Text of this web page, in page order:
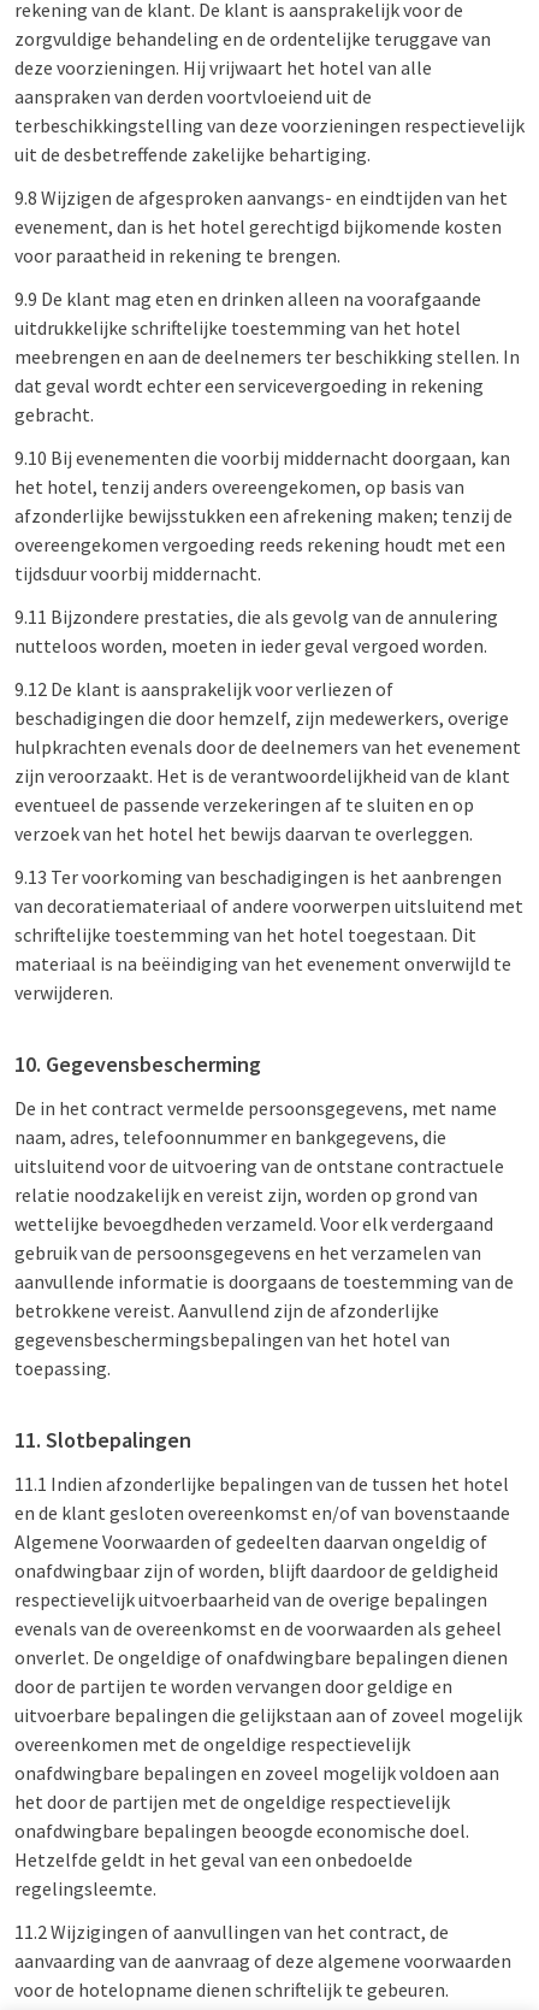
rekening van de klant. De klant is aansprakelijk voor de
zorgvuldige behandeling en de ordentelijke teruggave van
deze voorzieningen. Hij vrijwaart het hotel van alle
aanspraken van derden voortvloeiend uit de
terbeschikkingstelling van deze voorzieningen respectievelijk
uit de desbetreffende zakelijke behartiging.
9.8 Wijzigen de afgesproken aanvangs- en eindtijden van het
evenement, dan is het hotel gerechtigd bijkomende kosten
voor paraatheid in rekening te brengen.
9.9 De klant mag eten en drinken alleen na voorafgaande
uitdrukkelijke schriftelijke toestemming van het hotel
meebrengen en aan de deelnemers ter beschikking stellen. In
dat geval wordt echter een servicevergoeding in rekening
gebracht.
9.10 Bij evenementen die voorbij middernacht doorgaan, kan
het hotel, tenzij anders overeengekomen, op basis van
afzonderlijke bewijsstukken een afrekening maken; tenzij de
overeengekomen vergoeding reeds rekening houdt met een
tijdsduur voorbij middernacht.
9.11 Bijzondere prestaties, die als gevolg van de annulering
nutteloos worden, moeten in ieder geval vergoed worden.
9.12 De klant is aansprakelijk voor verliezen of
beschadigingen die door hemzelf, zijn medewerkers, overige
hulpkrachten evenals door de deelnemers van het evenement
zijn veroorzaakt. Het is de verantwoordelijkheid van de klant
eventueel de passende verzekeringen af te sluiten en op
verzoek van het hotel het bewijs daarvan te overleggen.
9.13 Ter voorkoming van beschadigingen is het aanbrengen
van decoratiemateriaal of andere voorwerpen uitsluitend met
schriftelijke toestemming van het hotel toegestaan. Dit
materiaal is na beëindiging van het evenement onverwijld te
verwijderen.
10. Gegevensbescherming
De in het contract vermelde persoonsgegevens, met name
naam, adres, telefoonnummer en bankgegevens, die
uitsluitend voor de uitvoering van de ontstane contractuele
relatie noodzakelijk en vereist zijn, worden op grond van
wettelijke bevoegdheden verzameld. Voor elk verdergaand
gebruik van de persoonsgegevens en het verzamelen van
aanvullende informatie is doorgaans de toestemming van de
betrokkene vereist. Aanvullend zijn de afzonderlijke
gegevensbeschermingsbepalingen van het hotel van
toepassing.
11. Slotbepalingen
11.1 Indien afzonderlijke bepalingen van de tussen het hotel
en de klant gesloten overeenkomst en/of van bovenstaande
Algemene Voorwaarden of gedeelten daarvan ongeldig of
onafdwingbaar zijn of worden, blijft daardoor de geldigheid
respectievelijk uitvoerbaarheid van de overige bepalingen
evenals van de overeenkomst en de voorwaarden als geheel
onverlet. De ongeldige of onafdwingbare bepalingen dienen
door de partijen te worden vervangen door geldige en
uitvoerbare bepalingen die gelijkstaan aan of zoveel mogelijk
overeenkomen met de ongeldige respectievelijk
onafdwingbare bepalingen en zoveel mogelijk voldoen aan
het door de partijen met de ongeldige respectievelijk
onafdwingbare bepalingen beoogde economische doel.
Hetzelfde geldt in het geval van een onbedoelde
regelingsleemte.
11.2 Wijzigingen of aanvullingen van het contract, de
aanvaarding van de aanvraag of deze algemene voorwaarden
voor de hotelopname dienen schriftelijk te gebeuren.